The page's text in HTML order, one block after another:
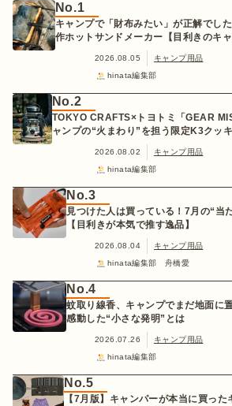
No.1
キャンプで「財布みたい」が正解でし
作ホットサンドメーカー【目利きのキャ
2026.08.05
キャンプ用品
hinata編集部
No.2
TOKYO CRAFTS×トヨトミ「GEAR
ャンプの“火まわり”を担う限定K3クッ
2026.08.02
キャンプ用品
hinata編集部
No.3
見つけた人は買っている！7月の“当
【目利きが本気で推す逸品】
2026.08.04
キャンプ用品
hinata編集部 舟橋愛
No.4
蚊取り線香、キャンプでまだ地面に
感動した“小さな発明”とは
2026.07.26
キャンプ用品
hinata編集部
No.5
【7月版】キャンパーが本当に買っ